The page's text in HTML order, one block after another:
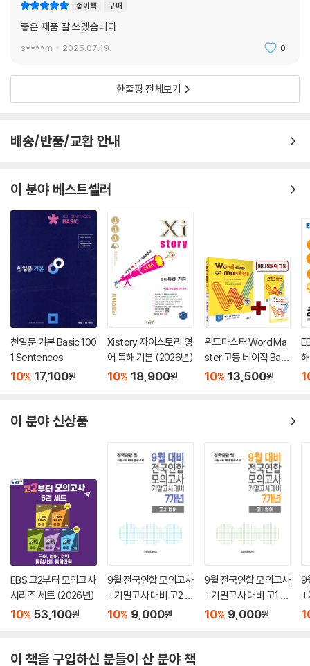
종이책 구매
좋은 제품 잘 쓰겠습니다
s****m 2025.07.19. 0
한줄평 전체보기
배송/반품/교환 안내
이 분야 베스트셀러
천일문 기본 Basic 100
1 Sentences
10% 17,100원
Xistory 자이스토리 영
어 독해 기본 (2026년)
10% 18,900원
워드마스터 Word Ma
ster 고등 베이직 Basi
c
10% 13,500원
이 분야 신상품
EBS 고2부터 모의고사
시리즈 세트 (2026년)
10% 53,100원
9월 전국연합 모의고사
+기말고사 대비 고2 영
어 7개년 (2026년)
10% 9,000원
9월 전국연합 모의고사
+기말고사 대비 고1 영
어 7개년 (2026년)
10% 9,000원
9
+
이 책을 구입하신 분들이 산 분야 책